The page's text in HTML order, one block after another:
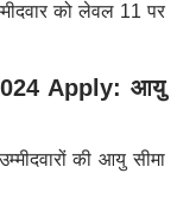
को लेवल 11 पर
Apply: आयु
की आयु सीमा